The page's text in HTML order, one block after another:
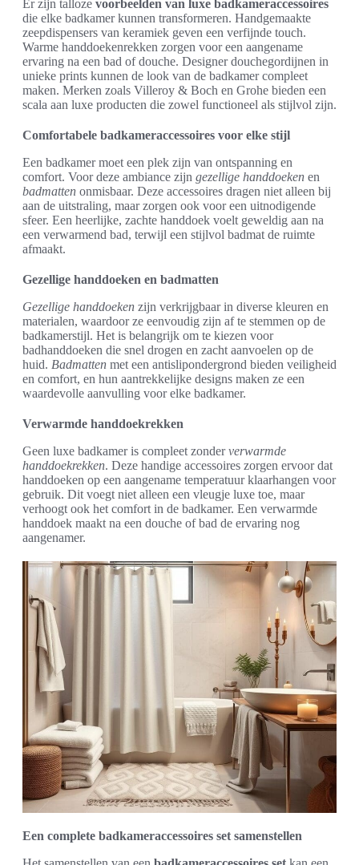
Er zijn talloze voorbeelden van luxe badkameraccessoires
die elke badkamer kunnen transformeren. Handgemaakte
zeepdispensers van keramiek geven een verfijnde touch.
Warme handdoekenrekken zorgen voor een aangename
ervaring na een bad of douche. Designer douchegordijnen in
unieke prints kunnen de look van de badkamer compleet
maken. Merken zoals Villeroy & Boch en Grohe bieden een
scala aan luxe producten die zowel functioneel als stijlvol zijn.
Comfortabele badkameraccessoires voor elke stijl
Een badkamer moet een plek zijn van ontspanning en
comfort. Voor deze ambiance zijn gezellige handdoeken en
badmatten onmisbaar. Deze accessoires dragen niet alleen bij
aan de uitstraling, maar zorgen ook voor een uitnodigende
sfeer. Een heerlijke, zachte handdoek voelt geweldig aan na
een verwarmend bad, terwijl een stijlvol badmat de ruimte
afmaakt.
Gezellige handdoeken en badmatten
Gezellige handdoeken zijn verkrijgbaar in diverse kleuren en
materialen, waardoor ze eenvoudig zijn af te stemmen op de
badkamerstijl. Het is belangrijk om te kiezen voor
badhanddoeken die snel drogen en zacht aanvoelen op de
huid. Badmatten met een antislipondergrond bieden veiligheid
en comfort, en hun aantrekkelijke designs maken ze een
waardevolle aanvulling voor elke badkamer.
Verwarmde handdoekrekken
Geen luxe badkamer is compleet zonderverwarmde
handdoekrekken. Deze handige accessoires zorgen ervoor dat
handdoeken op een aangename temperatuur klaarhangen voor
gebruik. Dit voegt niet alleen een vleugje luxe toe, maar
verhoogt ook het comfort in de badkamer. Een verwarmde
handdoek maakt na een douche of bad de ervaring nog
aangenamer.
Een complete badkameraccessoires set samenstellen